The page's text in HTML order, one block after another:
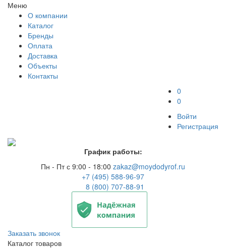
Меню
О компании
Каталог
Бренды
Оплата
Доставка
Объекты
Контакты
0
0
Войти
Регистрация
График работы:
Пн - Пт с 9:00 - 18:00 zakaz@moydodyrof.ru
+7 (495) 588-96-97
8 (800) 707-88-91
Заказать звонок
Каталог товаров